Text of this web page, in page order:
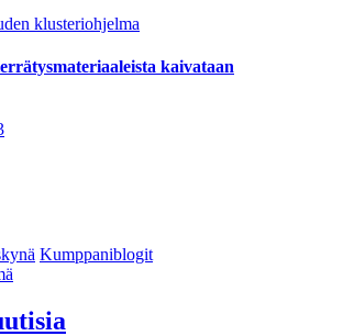
klusteriohjelma
kaivataan
Kumppaniblogit